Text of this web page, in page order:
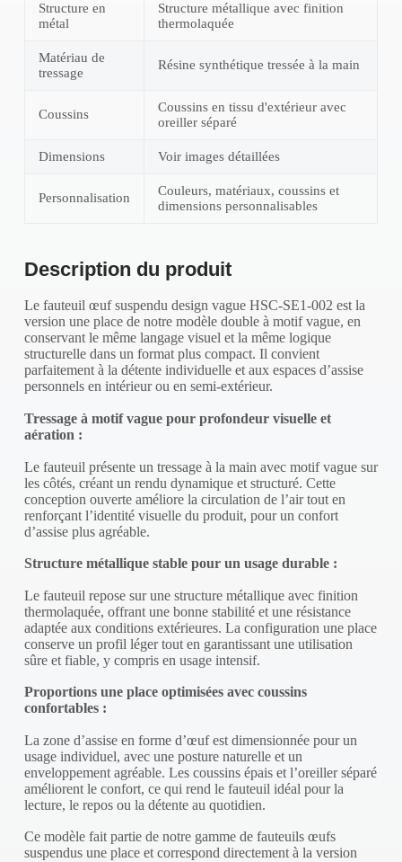
Structure en
métal
Structure métallique avec finition
thermolaquée
Matériau de
tressage
Résine synthétique tressée à la main
Coussins
Coussins en tissu d'extérieur avec
oreiller séparé
Dimensions Voir images détaillées
Personnalisation
Couleurs, matériaux, coussins et
dimensions personnalisables
Description du produit
Le fauteuil œuf suspendu design vague HSC-SE1-002 est la
version une place de notre modèle double à motif vague, en
conservant le même langage visuel et la même logique
structurelle dans un format plus compact. Il convient
parfaitement à la détente individuelle et aux espaces d’assise
personnels en intérieur ou en semi-extérieur.
Tressage à motif vague pour profondeur visuelle et
aération :
Le fauteuil présente un tressage à la main avec motif vague sur
les côtés, créant un rendu dynamique et structuré. Cette
conception ouverte améliore la circulation de l’air tout en
renforçant l’identité visuelle du produit, pour un confort
d’assise plus agréable.
Structure métallique stable pour un usage durable :
Le fauteuil repose sur une structure métallique avec finition
thermolaquée, offrant une bonne stabilité et une résistance
adaptée aux conditions extérieures. La configuration une place
conserve un profil léger tout en garantissant une utilisation
sûre et fiable, y compris en usage intensif.
Proportions une place optimisées avec coussins
confortables :
La zone d’assise en forme d’œuf est dimensionnée pour un
usage individuel, avec une posture naturelle et un
enveloppement agréable. Les coussins épais et l’oreiller séparé
améliorent le confort, ce qui rend le fauteuil idéal pour la
lecture, le repos ou la détente au quotidien.
Ce modèle fait partie de notre gamme de fauteuils œufs
suspendus une place et correspond directement à la version